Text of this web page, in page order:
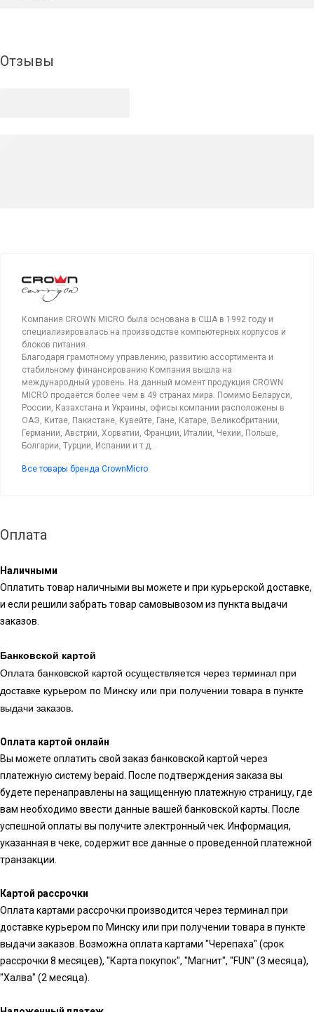
Отзывы
Компания CROWN MICRO была основана в США в 1992 году и
специализировалась на производстве компьютерных корпусов и
блоков питания.
Благодаря грамотному управлению, развитию ассортимента и
стабильному финансированию Компания вышла на
международный уровень. На данный момент продукция CROWN
MICRO продаётся более чем в 49 странах мира. Помимо Беларуси,
России, Казахстана и Украины, офисы компании расположены в
ОАЭ, Китае, Пакистане, Кувейте, Гане, Катаре, Великобритании,
Германии, Австрии, Хорватии, Франции, Италии, Чехии, Польше,
Болгарии, Турции, Испании и т.д.
Все товары бренда CrownMicro
Оплата
Наличными
Оплатить товар наличными вы можете и при курьерской доставке,
и если решили забрать товар самовывозом из пункта выдачи
заказов.
Банковской картой
Оплата банковской картой осуществляется через терминал при
доставке курьером по Минску или при получении товара в пункте
выдачи заказов.
Оплата картой онлайн
Вы можете оплатить свой заказ банковской картой через
платежную систему bepaid. После подтверждения заказа вы
будете перенаправлены на защищенную платежную страницу, где
вам необходимо ввести данные вашей банковской карты. После
успешной оплаты вы получите электронный чек. Информация,
указанная в чеке, содержит все данные о проведенной платежной
транзакции.
Картой рассрочки
Оплата картами рассрочки производится через терминал при
доставке курьером по Минску или при получении товара в пункте
выдачи заказов. Возможна оплата картами "Черепаха" (срок
рассрочки 8 месяцев), "Карта покупок", "Магнит", "FUN" (3 месяца),
"Халва" (2 месяца).